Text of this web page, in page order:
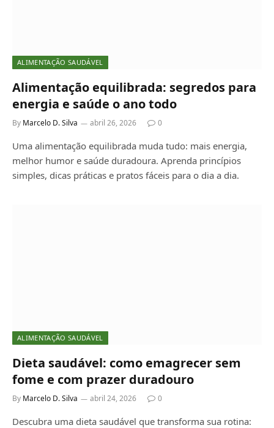
ALIMENTAÇÃO SAUDÁVEL
Alimentação equilibrada: segredos para
energia e saúde o ano todo
By Marcelo D. Silva abril 26, 2026 0
Uma alimentação equilibrada muda tudo: mais energia,
melhor humor e saúde duradoura. Aprenda princípios
simples, dicas práticas e pratos fáceis para o dia a dia.
ALIMENTAÇÃO SAUDÁVEL
Dieta saudável: como emagrecer sem
fome e com prazer duradouro
By Marcelo D. Silva abril 24, 2026 0
Descubra uma dieta saudável que transforma sua rotina: